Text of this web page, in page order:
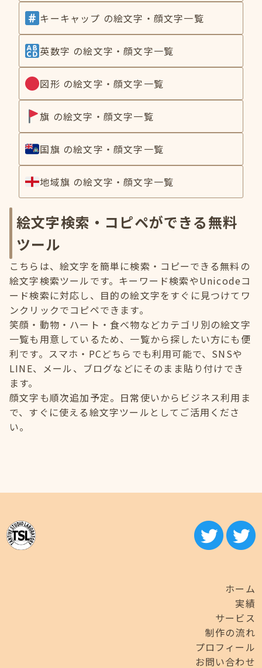
キーキャップ の絵文字・顔文字一覧
英数字 の絵文字・顔文字一覧
図形 の絵文字・顔文字一覧
旗 の絵文字・顔文字一覧
国旗 の絵文字・顔文字一覧
地域旗 の絵文字・顔文字一覧
絵文字検索・コピペができる無料
ツール
こちらは、絵文字を簡単に検索・コピーできる無料の
絵文字検索ツールです。キーワード検索やUnicodeコ
ード検索に対応し、目的の絵文字をすぐに見つけてワ
ンクリックでコピペできます。
笑顔・動物・ハート・食べ物などカテゴリ別の絵文字
一覧も用意しているため、一覧から探したい方にも便
利です。スマホ・PCどちらでも利用可能で、SNSや
LINE、メール、ブログなどにそのまま貼り付けでき
ます。
顔文字も順次追加予定。日常使いからビジネス利用ま
で、すぐに使える絵文字ツールとしてご活用くださ
い。
ホーム
実績
サービス
制作の流れ
プロフィール
お問い合わせ